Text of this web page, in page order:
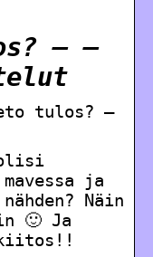
– –
tulos? –
ja
Näin
🙂 Ja